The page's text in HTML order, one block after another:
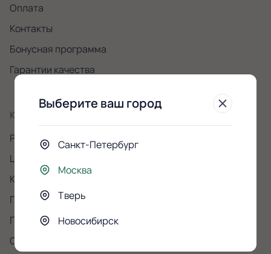
Оплата
Контакты
Бонусная программа
Гарантии качества
Каталог
Розы
Цветы
Композиции
Подарки
Повод
Скидки
Выберите ваш город
Санкт-Петербург
Москва
Тверь
Новосибирск